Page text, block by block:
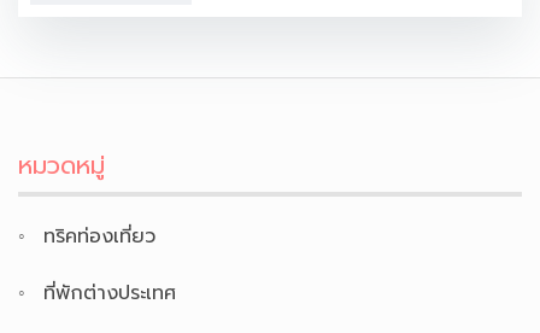
หมวดหมู่
ทริคท่องเที่ยว
ที่พักต่างประเทศ